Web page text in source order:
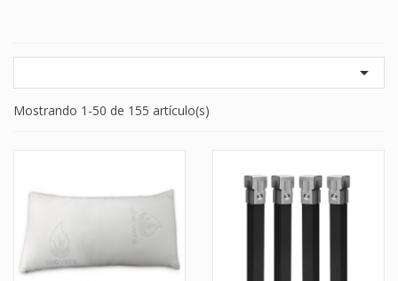

Mostrando 1-50 de 155 artículo(s)